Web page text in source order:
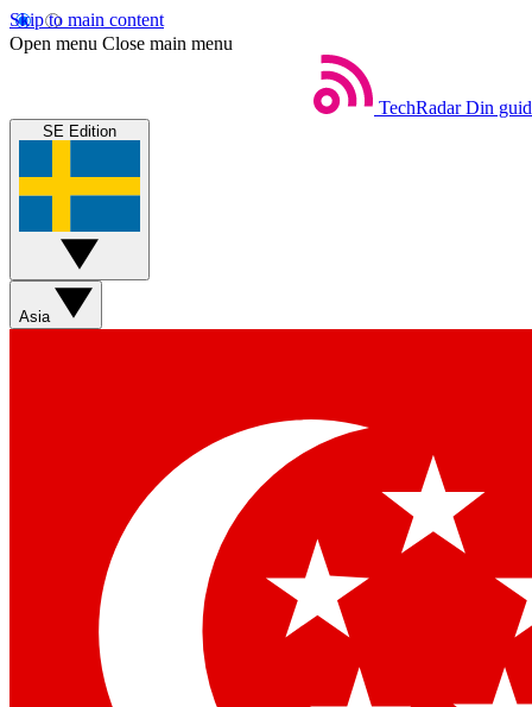
Skip to main content
Open menu Close main menu
TechRadar Din
SE Edition
Asia